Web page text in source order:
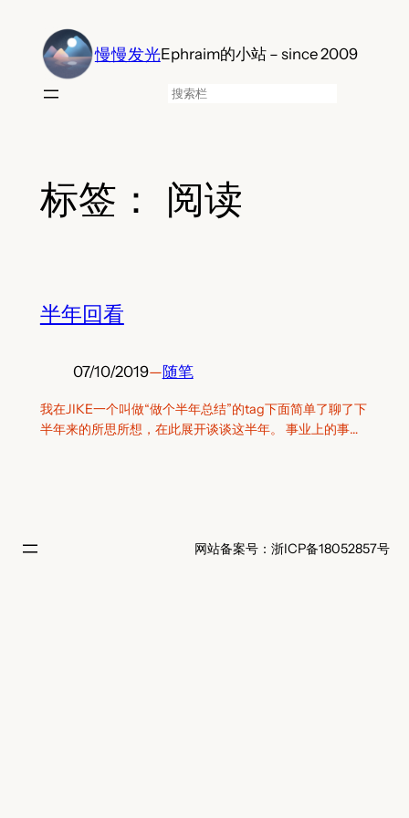
慢慢发光Ephraim的小站 – since 2009
搜
标签： 阅读
半年回看
07/10/2019—随笔
我在JIKE一个叫做“做个半年总结”的tag下面简单了聊了下
半年来的所思所想，在此展开谈谈这半年。 事业上的事…
网站备案号：浙ICP备18052857号